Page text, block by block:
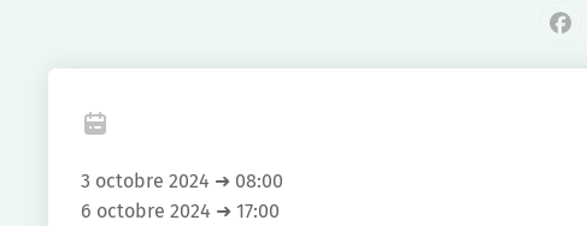
3 octobre 2024 ➜ 08:00
6 octobre 2024 ➜ 17:00